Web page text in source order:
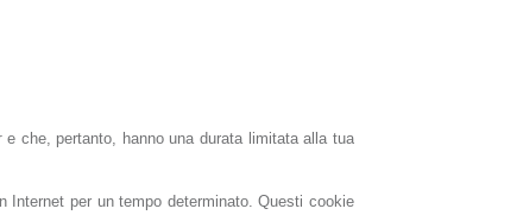
e che, pertanto, hanno una durata limitata alla tua
per un tempo determinato. Questi cookie